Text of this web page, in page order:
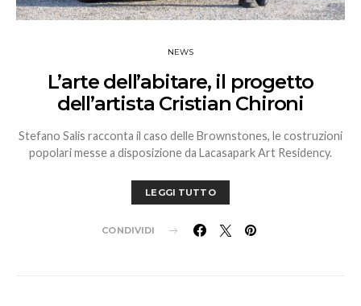
NEWS
L’arte dell’abitare, il progetto
dell’artista Cristian Chironi
Stefano Salis racconta il caso delle Brownstones, le costruzioni
popolari messe a disposizione da Lacasapark Art Residency.
LEGGI TUTTO
CONDIVIDI